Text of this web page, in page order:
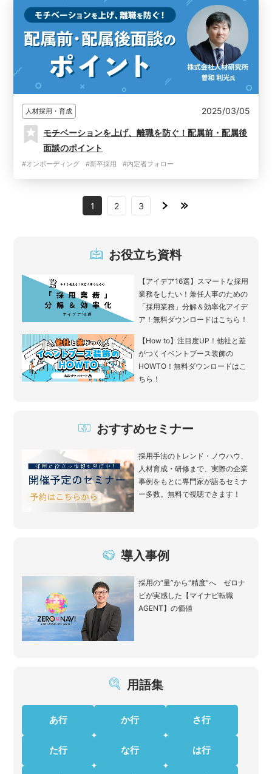
人材採用・育成 2025/03/05
モチベーションを上げ、離職を防ぐ！配属前・配属後
面談のポイント
#オンボーディング #新卒採用 #内定者フォロー
1 2 3
お役立ち資料
【アイデア16選】スマートな採用
業務をしたい！兼任人事のための
「採用業務」分解＆効率化アイデ
ア！無料ダウンロードはこちら！
【How to】注目度UP！他社と差
がつくイベントブース装飾の
HOWTO！無料ダウンロードはこ
ちら！
おすすめセミナー
採用手法のトレンド・ノウハウ、
人材育成・研修まで、実際の企業
事例をもとに専門家が語るセミナ
ー多数。無料で視聴できます！
導入事例
採用の“量”から“精度”へ ゼロナ
ビが実感した【マイナビ転職
AGENT】の価値
用語集
あ行 か行 さ行
た行 な行 は行